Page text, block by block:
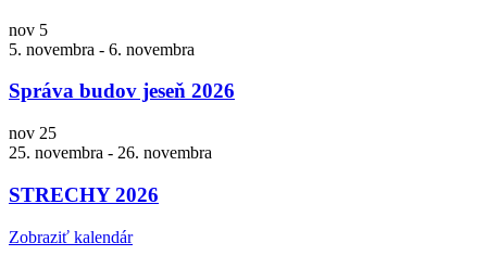
nov 5
5. novembra - 6. novembra
Správa budov jeseň 2026
nov 25
25. novembra - 26. novembra
STRECHY 2026
Zobraziť kalendár